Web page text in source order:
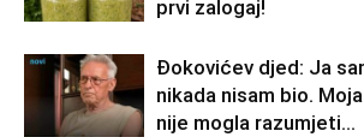
prvi zalogaj!
Đokovićev djed: Ja
nikada nisam bio.
nije mogla razumjeti…